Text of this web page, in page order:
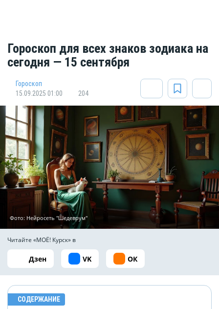
Гороскоп для всех знаков зодиака на
сегодня — 15 сентября
Гороскоп
15.09.2025 01:00
204
Фото: Нейросеть "Шедеврум"
Читайте «МОЁ! Курск» в
Дзен VK ОК
СОДЕРЖАНИЕ